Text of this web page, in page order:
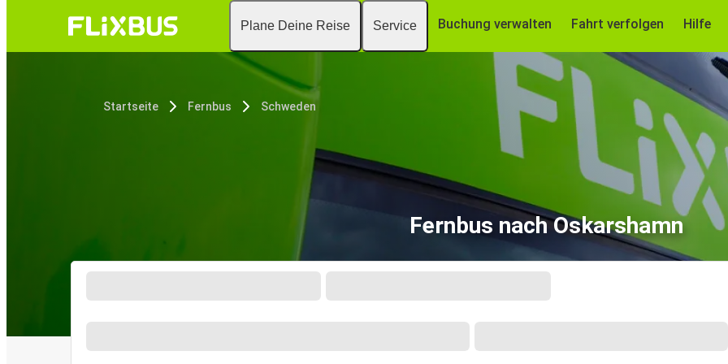
Plane Deine Reise Service Buchung verwalten Fahrt verfolgen Hilfe
Startseite Fernbus Schweden
Fernbus nach Oskarshamn